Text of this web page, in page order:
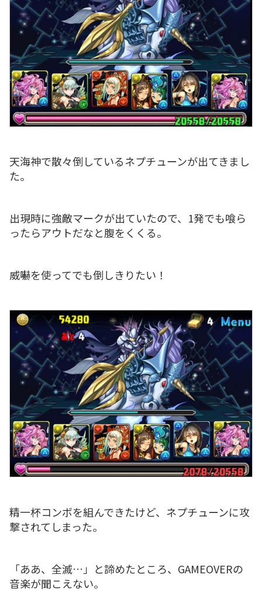
天海神で散々倒しているネプチューンが出てきまし
た。
出現時に強敵マークが出ていたので、1発でも喰ら
ったらアウトだなと腹をくくる。
威嚇を使ってでも倒しきりたい！
精一杯コンボを組んできたけど、ネプチューンに攻
撃されてしまった。
「ああ、全滅…」と諦めたところ、GAMEOVERの
音楽が聞こえない。